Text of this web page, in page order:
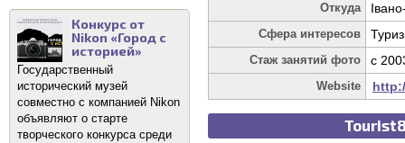
Конкурс от
Nikon «Город с
историей»
Государственный
исторический музей
совместно с компанией Nikon
объявляют о старте
творческого конкурса среди
Откуда
Сфера интересов
Стаж занятий фото c
Website